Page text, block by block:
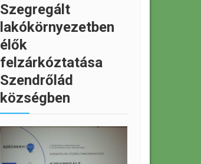
Szegregált
lakókörnyezetben
élők
felzárkóztatása
Szendrőlád
községben